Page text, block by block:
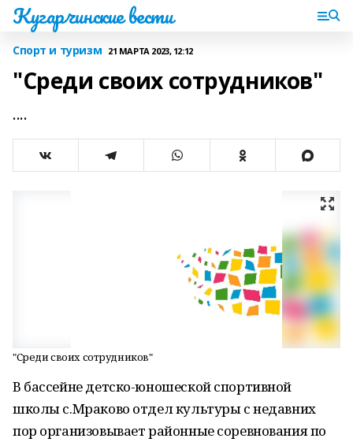
Кугарчинские вести
Спорт и туризм 21 МАРТА 2023, 12:12
"Среди своих сотрудников"
....
"Среди своих сотрудников"
В бассейне детско-юношеской спортивной
школы с.Мраково отдел культуры с недавних
пор организовывает районные соревнования по